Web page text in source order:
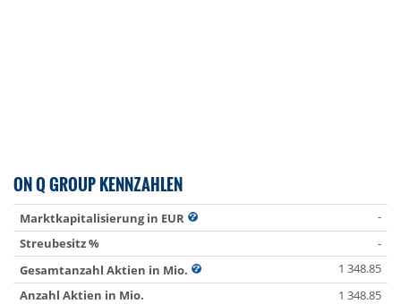
ON Q GROUP KENNZAHLEN
Marktkapitalisierung in EUR
-
Streubesitz %
-
Gesamtanzahl Aktien in Mio.
1 348.85
Anzahl Aktien in Mio.
1 348.85